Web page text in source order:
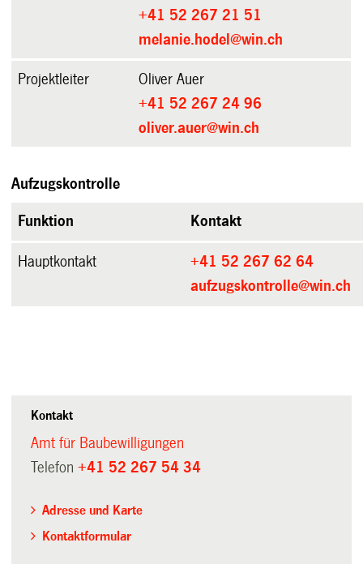
+41 52 267 21 51
melanie.hodel@win.ch
Projektleiter
Oliver Auer
+41 52 267 24 96
oliver.auer@win.ch
Aufzugskontrolle
Funktion Kontakt
Hauptkontakt
+41 52 267 62 64
aufzugskontrolle@win.ch
Kontakt
Amt für Baubewilligungen
Telefon+41 52 267 54 34
Adresse und Karte
Kontaktformular